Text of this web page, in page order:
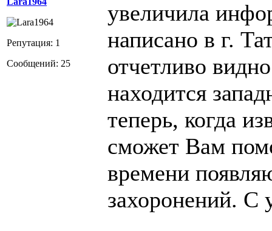
Репутация: 1
Сообщений: 25
увеличила
написано в г.
отчетливо
находится
теперь, когда
сможет Вам
времени
захоронений. С